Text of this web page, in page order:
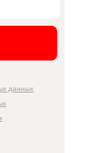
данных